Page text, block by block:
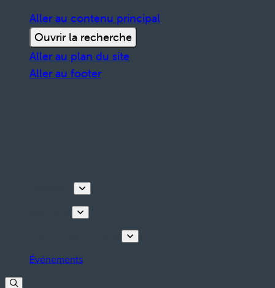
Aller au contenu principal
Ouvrir la recherche
Aller au plan du site
Aller au footer
Événements